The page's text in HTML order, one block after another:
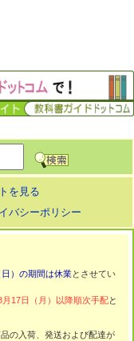
を見る
バシーポリシー
）の期間は休業とさせてい
月17日（月）以降順次手配と
の入荷、発送および配達が